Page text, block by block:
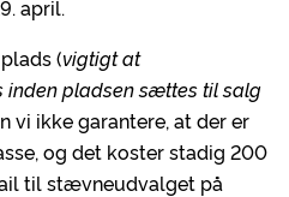
april.
(vigtigt at
pladsen sættes til salg
vi ikke garantere, at der er
og det koster stadig 200
til stævneudvalget på